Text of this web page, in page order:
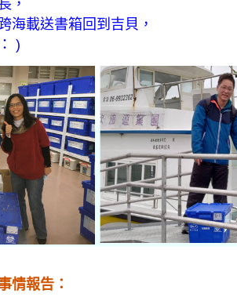
，
海載送書箱回到吉貝，
)
情報告：